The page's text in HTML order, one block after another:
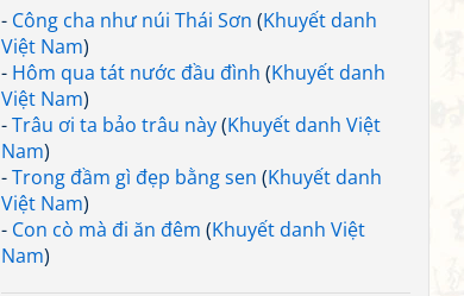
- Công cha như núi Thái Sơn (Khuyết danh
Việt Nam)
- Hôm qua tát nước đầu đình (Khuyết danh
Việt Nam)
-Trâu ơi ta bảo trâu này(Khuyết danh Việt
Nam)
-Trong đầm gì đẹp bằng sen (Khuyết danh
Việt Nam)
- Con cò mà đi ăn đêm (Khuyết danh Việt
Nam)